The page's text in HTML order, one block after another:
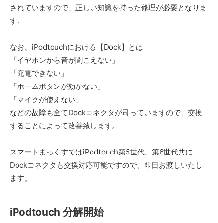
されていますので、正しい知識を持った修理が必要となりま
す。
なお、iPodtouchにおける【Dock】とは
「イヤホンから音が聞こえない」
「充電できない」
「ホームボタンが効かない」
「マイクが使えない」
などの故障も全てDockコネクタが司っていますので、交換
することによって改善致します。
スマートまっくすではiPodtouch第5世代、第6世代共に
Dockコネクタも交換対応可能ですので、即日お渡しいたし
ます。
iPodtouch 分解開始